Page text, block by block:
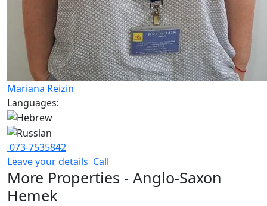
Mariana Reizin
Languages:
073-7535842
Leave your details Call
More Properties - Anglo-Saxon
Hemek